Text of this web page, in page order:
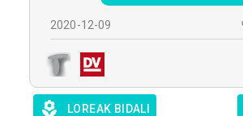
2020-12-09
LOREAK BIDALI